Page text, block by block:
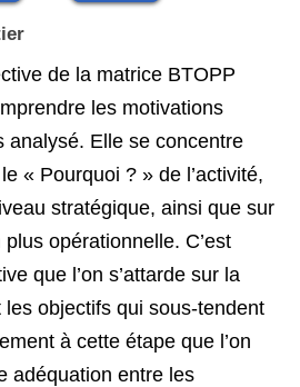
de la matrice BTOPP
les motivations
analysé. Elle se concentre
« Pourquoi ? » de l’activité,
stratégique, ainsi que sur
opérationnelle. C’est
que l’on s’attarde sur la
objectifs qui sous-tendent
à cette étape que l’on
adéquation entre les